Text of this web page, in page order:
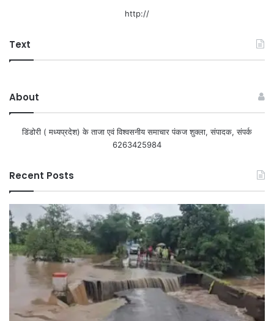
http://
Text
About
डिंडोरी ( मध्यप्रदेश) के ताजा एवं विश्वसनीय समाचार पंकज शुक्ला, संपादक, संपर्क
6263425984
Recent Posts